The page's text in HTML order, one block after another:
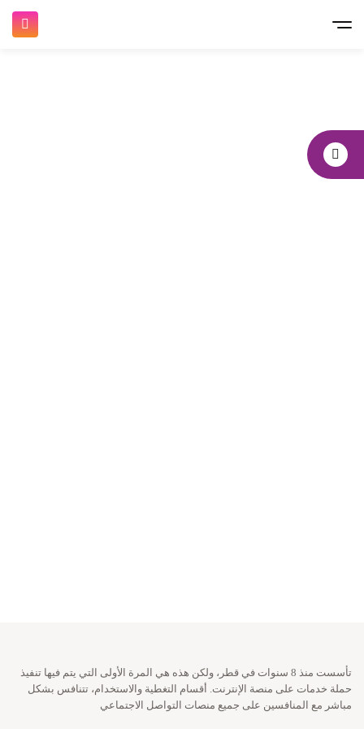
تأسست منذ 8 سنوات في قطر، ولكن هذه هي المرة الأولى التي يتم فيها تنفيذ
حملة خدمات على منصة الإنترنت. أقسام التغطية والاستخدام، تتنافس بشكل
مباشر مع المنافسين على جميع منصات التواصل الاجتماعي